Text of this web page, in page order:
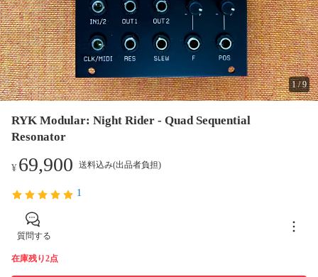
1/9
RYK Modular: Night Rider - Quad Sequential
Resonator
¥69,900 送料込み(出品者負担)
1
質問する
在庫残り2点